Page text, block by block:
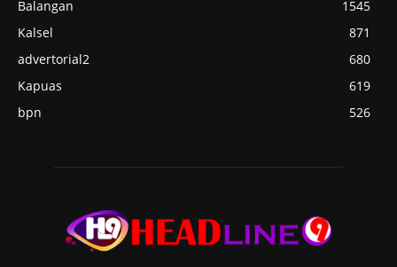
Balangan
1545
Kalsel
871
advertorial2
680
Kapuas
619
bpn
526